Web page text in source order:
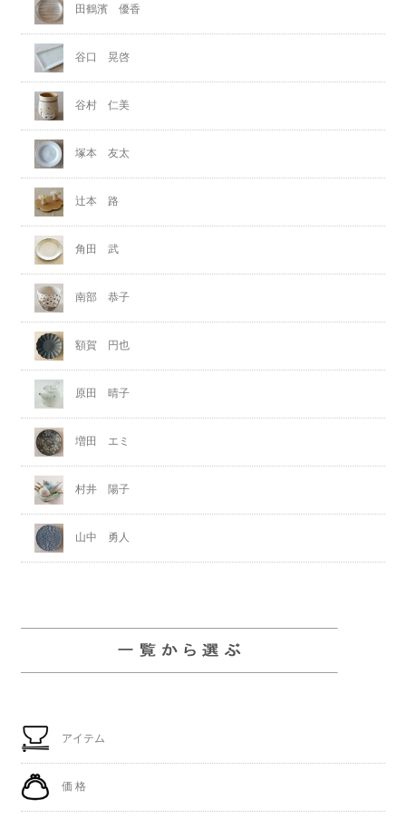
田鶴濱 優香
谷口 晃啓
谷村 仁美
塚本 友太
辻本 路
角田 武
南部 恭子
額賀 円也
原田 晴子
増田 エミ
村井 陽子
山中 勇人
アイテム
価 格